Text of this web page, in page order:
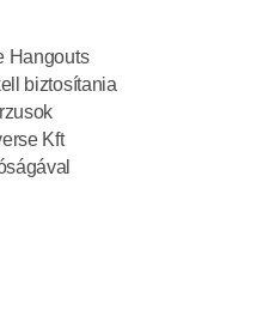
Hangouts
biztosítania
Kft